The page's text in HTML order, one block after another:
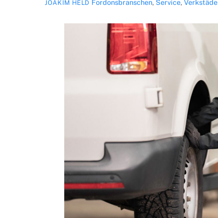
JOAKIM HELD Fordonsbranschen, Service,